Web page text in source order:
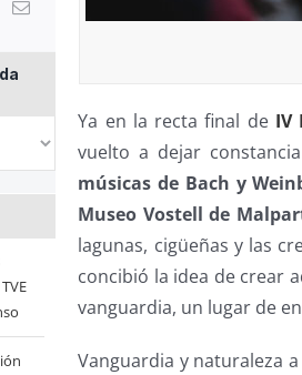
Ya en la recta final deIV
vuelto a dejar
músicas de Bach y
Museo Vostell de
lagunas, cigüeñas y las
concibió la idea de crear
vanguardia, un lugar de
Vanguardia y naturaleza